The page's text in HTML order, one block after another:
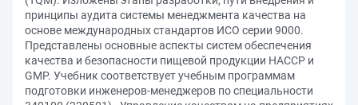
принципы аудита системы менеджмента качества на
основе международных стандартов ИСО серии 9000.
Представлены основные аспекты систем обеспечения
качества и безопасности пищевой продукции НАССР и
GMP. Учебник соответствует учебным программам
подготовки инженеров-менеджеров по специальности